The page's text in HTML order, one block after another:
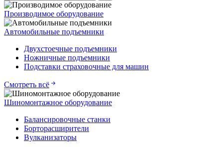
Производимое оборудование
Автомобильные подъемники
Двухстоечные подъемники
Ножничные подъемники
Подставки страховочные для машин
Смотреть всё
Шиномонтажное оборудование
Балансировочные станки
Борторасширители
Вулканизаторы